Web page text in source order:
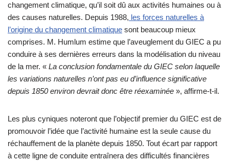
changement climatique, qu’il soit dû aux activités humaines ou à
des causes naturelles. Depuis 1988, les forces naturelles à
l’origine du changement climatique sont beaucoup mieux
comprises. M. Humlum estime que l’aveuglement du GIEC a pu
conduire à ses dernières erreurs dans la modélisation du niveau
de la mer. « La conclusion fondamentale du GIEC selon laquelle
les variations naturelles n’ont pas eu d’influence significative
depuis 1850 environ devrait donc être réexaminée », affirme-t-il.
Les plus cyniques noteront que l’objectif premier du GIEC est de
promouvoir l’idée que l’activité humaine est la seule cause du
réchauffement de la planète depuis 1850. Tout écart par rapport
à cette ligne de conduite entraînera des difficultés financières